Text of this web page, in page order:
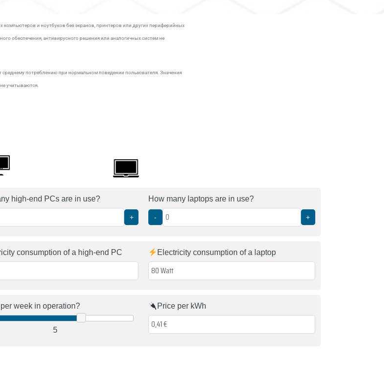
и ноутбуков без экранов, принтеров или других периферийных
обеспечения, антивирусного решения или аналогичных систем не
среднему потреблению при нормальном поведении пользователя. Значения
учитываются.
high-end PCs are in use?
+
How many laptops are in use?
- +
consumption of a high-end PC Electricity consumption of a laptop
week in operation?
5
Price per kWh